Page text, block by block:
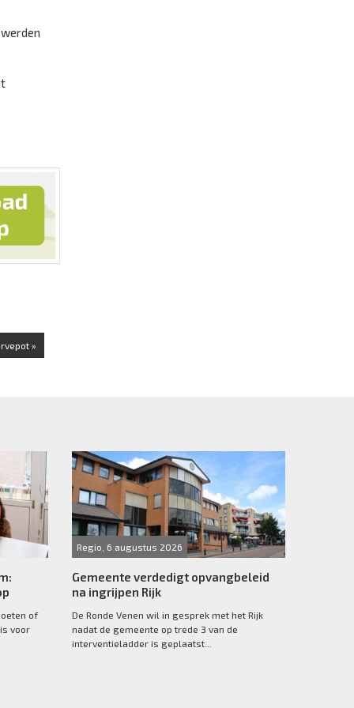
»
of
voor
Regio, 6 augustus 2026
Gemeente verdedigt opvangbeleid
na ingrijpen Rijk
De Ronde Venen wil in gesprek met het Rijk
nadat de gemeente op trede 3 van de
interventieladder is geplaatst...